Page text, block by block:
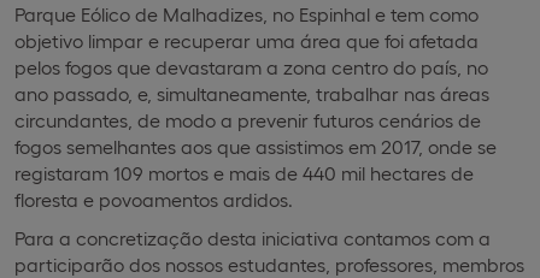
Parque Eólico de Malhadizes, no Espinhal e tem como
objetivo limpar e recuperar uma área que foi afetada
pelos fogos que devastaram a zona centro do país, no
ano passado, e, simultaneamente, trabalhar nas áreas
circundantes, de modo a prevenir futuros cenários de
fogos semelhantes aos que assistimos em 2017, onde se
registaram 109 mortos e mais de 440 mil hectares de
floresta e povoamentos ardidos.
Para a concretização desta iniciativa contamos com a
participarão dos nossos estudantes, professores, membros